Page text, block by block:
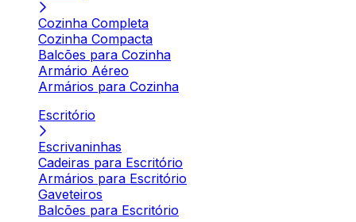
Cozinha Completa
Cozinha Compacta
Balcões para Cozinha
Armário Aéreo
Armários para Cozinha
Escritório
Escrivaninhas
Cadeiras para Escritório
Armários para Escritório
Gaveteiros
Balcões para Escritório